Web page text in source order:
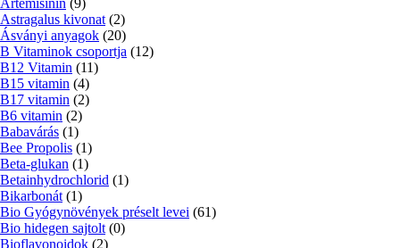
Astragalus kivonat (2)
Ásványi anyagok (20)
B Vitaminok csoportja (12)
B12 Vitamin (11)
B15 vitamin (4)
B17 vitamin (2)
B6 vitamin (2)
Babavárás (1)
Bee Propolis (1)
Beta-glukan (1)
Betainhydrochlorid (1)
Bikarbonát (1)
Bio Gyógynövények préselt levei (61)
Bio hidegen sajtolt (0)
Bioflavonoidok (2)